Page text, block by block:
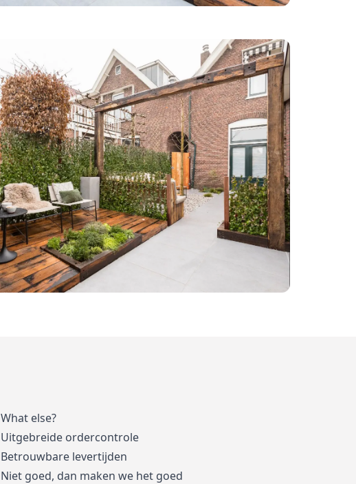
What else?
Uitgebreide ordercontrole
Betrouwbare levertijden
Niet goed, dan maken we het goed